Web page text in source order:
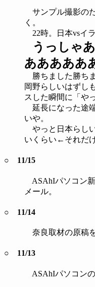
サンプル撮影の
く。
22時。日本vsイラ
うっしゃ
あああああ
勝ちました勝ち
岡野らしいはずし
スした瞬間に「や
延長になった途
いや。
やっと日本らし
いくらい←それだ
○ 11/15
ASAhIパソコン新
メール。
○ 11/14
奈良取材の原稿を
○ 11/13
ASAhIパソコンの